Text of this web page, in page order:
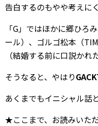
告白するのもやや考えに
「G」ではほかに郷ひろ
ール）、ゴルゴ松本（
（結婚する前に口説かれ
そうなると、やはり
あくまでもイニシャル話
★ここまで、お読みいた